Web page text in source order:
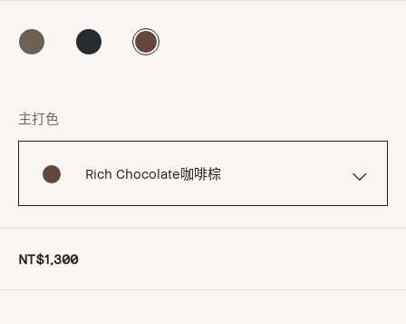
主打色
Rich Chocolate咖啡棕
NT$1,300